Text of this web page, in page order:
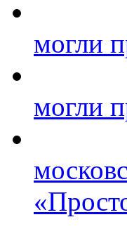
могли
могли